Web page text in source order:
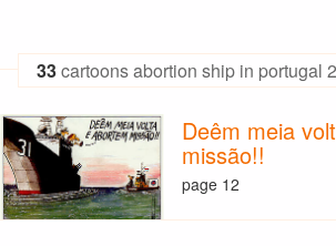
33cartoons abortion ship in portugal
Deêm meia
missão!!
page 12